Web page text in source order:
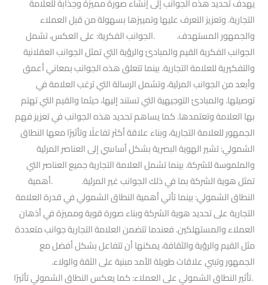
التجارية. وتعزيز التعرف عليها وتمييزها بسهولة من قبل العملاء
والجمهور المستهدف. .الجوانب الفكرية: على العكس، تشمل
الجوانب الفكرية القيم والمبادئ والرؤية التي تمثل الجوانب العقلانية
والتفكيرية للعلامة التجارية. بينما تتعلق هذه الجوانب بمعاني أعمق
وأبعد من الجوانب المرئية، وتشمل الرسالة التي ترغب العلامة في
توصيلها. والمبادئ التوجيهية التي تستند إليها، حيثما والقيم التي تهتم
بها العلامة وتعتمدها. كما يساهم تحديد هذه الجوانب في تعزيز فهم
الجمهور للعلامة التجارية، وبناء علاقة أكثر تفاعلًا وتأثيرًا معها النطاق
الشمولي: تشير الهوية البصرية بشكل أساسي إلى العناصر المرئية
والملموسة للشركة. بينما تشمل العلامة التجارية جميع العناصر التي
تمثل هوية الشركة بما في ذلك الجوانب غير المرئية. .أهمية
النطاق الشمولي: بينما تأتي أهمية النطاق الشمولي في قدرة العلامة
التجارية على تحديد هوية الشركة وبناء صورة قوية ومميزة في أذهان
العملاء والمستهلكين. فعندما تتضمن العلامة التجارية جوانب متعددة
مثل القيم والرؤية والثقافة، يمكنها أن تتفاعل بشكل أفضل مع
الجمهور وتبني علاقات طويلة الأمد مبنية على الثقة والولاء.
.تأثير النطاق الشمولي على العملاء: كما يعكس النطاق الشمولي تأثيرًا